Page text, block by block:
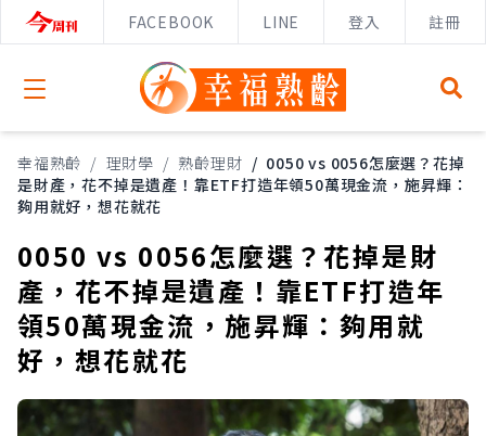
FACEBOOK LINE 登入 註冊
Open menu
幸福熟齡 / 理財學 / 熟齡理財 / 0050 vs 0056怎麼選？花掉
是財產，花不掉是遺產！靠ETF打造年領50萬現金流，施昇輝：
夠用就好，想花就花
0050 vs 0056怎麼選？花掉是財
產，花不掉是遺產！靠ETF打造年
領50萬現金流，施昇輝：夠用就
好，想花就花